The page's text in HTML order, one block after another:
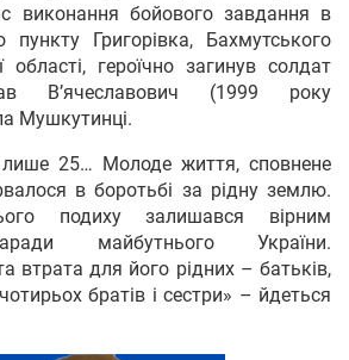
виконання бойового завдання в
пункту Григорівка, Бахмутського
області, героїчно загинув солдат
В’ячеславович (1999 року
Мушкутинці.
лише 25… Молоде життя, сповнене
в боротьбі за рідну землю.
подиху залишався вірним
майбутнього України.
втрата для його рідних – батьків,
братів і сестри» – йдеться